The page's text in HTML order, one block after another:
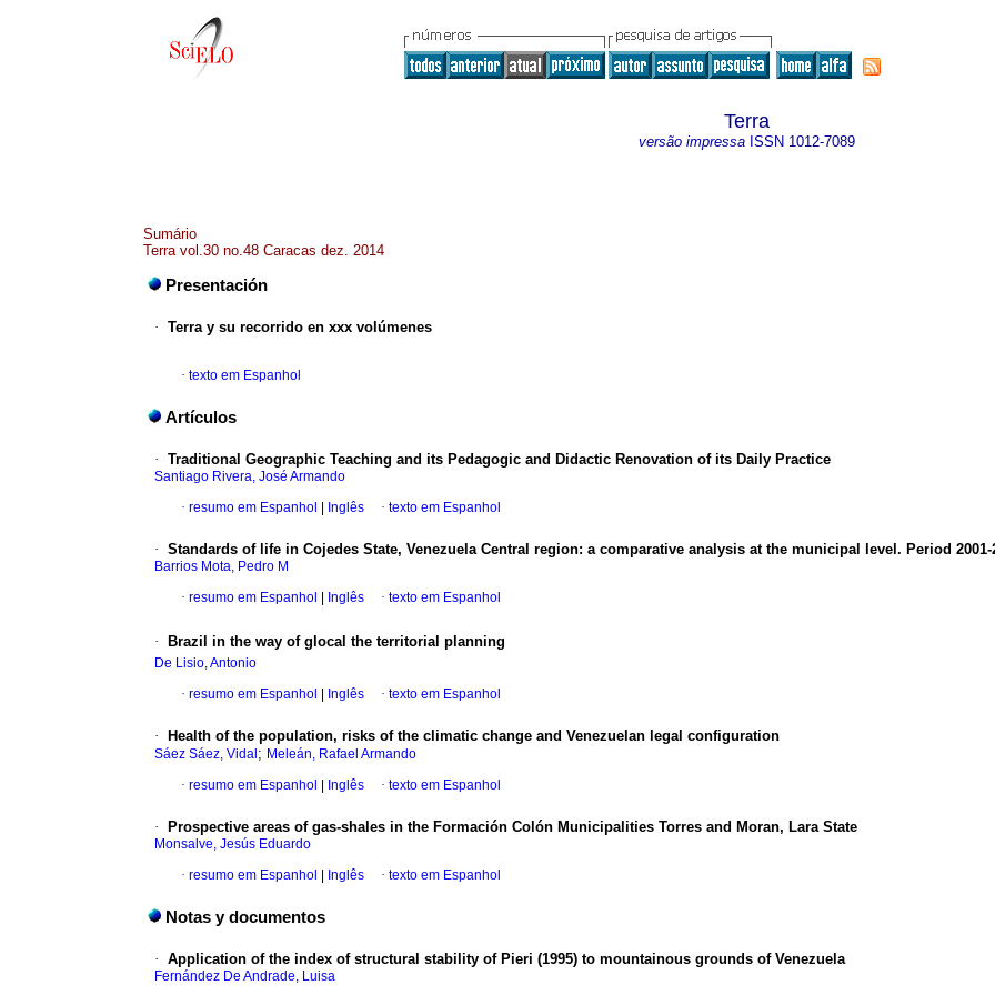
Terra
versão impressaISSN 1012-7089
Sumário
Terra vol.30 no.48 Caracas dez. 2014
Presentación
· Terra y su recorrido en xxx volúmenes
· texto em Espanhol
Artículos
· Traditional Geographic Teaching and its Pedagogic and Didactic Renovation of its Daily Practice
Santiago Rivera, José Armando
· resumo em Espanhol Inglês · texto em Espanhol
· Standards of life in Cojedes State, Venezuela Central region: a comparative analysis at the municipal level. Period 2001-
Barrios Mota, Pedro M
· resumo em Espanhol Inglês · texto em Espanhol
· Brazil in the way of glocal the territorial planning
De Lisio, Antonio
· resumo em Espanhol Inglês · texto em Espanhol
· Health of the population, risks of the climatic change and Venezuelan legal configuration
Sáez Sáez, Vidal ; Meleán, Rafael Armando
· resumo em Espanhol Inglês · texto em Espanhol
· Prospective areas of gas-shales in the Formación Colón Municipalities Torres and Moran, Lara State
Monsalve, Jesús Eduardo
· resumo em Espanhol Inglês · texto em Espanhol
Notas y documentos
· Application of the index of structural stability of Pieri (1995) to mountainous grounds of Venezuela
Fernández De Andrade, Luisa